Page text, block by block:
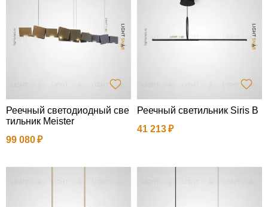
Реечный светодиодный све
тильник Meister
99 080
Реечный светильник Siris B
41 213